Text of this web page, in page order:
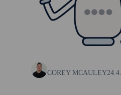
COREY MCAULEY